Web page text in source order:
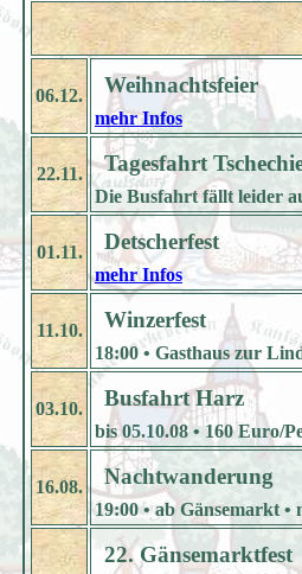
06.12. Weihnachtsfeier
mehr Infos
22.11. Tagesfahrt
Die Busfahrt fällt leider
01.11. Detscherfest
mehr Infos
11.10. Winzerfest
18:00 • Gasthaus zur
03.10. Busfahrt Harz
bis 05.10.08 • 160 Euro/
16.08. Nachtwanderung
19:00 • ab Gänsemarkt
22. Gänsemarktfest